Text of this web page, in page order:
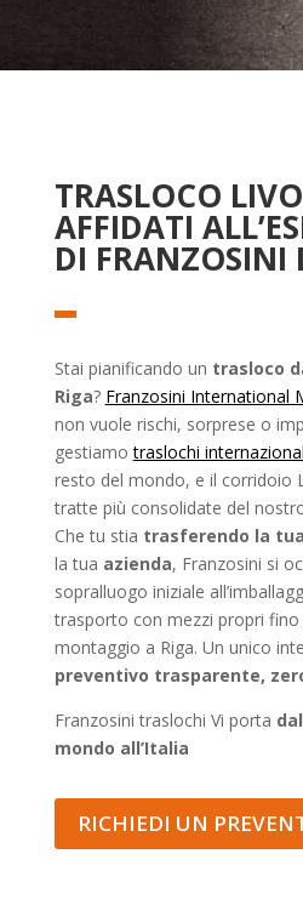
TRASLOCO
AFFIDATI
DI FRANZOSINI
Stai pianificando un trasloco
Riga? Franzosini International
non vuole rischi, sorprese o
gestiamotraslochi
resto del mondo, e il corridoio
tratte più consolidate del
Che tu stia trasferendo la
la tua azienda, Franzosini si
sopralluogo iniziale
trasporto con mezzi propri fino
montaggio a Riga. Un unico
preventivo trasparente,
Franzosini traslochi Vi porta
mondo all’Italia
RICHIEDI UN